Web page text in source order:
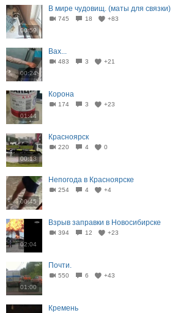
00:59
В мире чудовищ. (маты для связки)
745 18 +83
00:24
Вах...
483 3 +21
01:44
Корона
174 3 +23
00:13
Красноярск
220 4 0
00:45
Непогода в Красноярске
254 4 +4
02:04
Взрыв заправки в Новосибирске
394 12 +23
01:00
Почти.
550 6 +43
Кремень